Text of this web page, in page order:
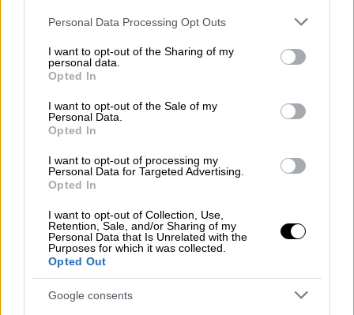
Please note that this website/app uses one or more Google
not limited to your visit or usage behaviour. You may click to
grant or deny consent to Google and its third-party tags to
use your data for below specified purposes in below Google
consent section.
Personal Data Processing Opt Outs
I want to opt-out of the Sharing of my
personal data.
Opted In
I want to opt-out of the Sale of my
Personal Data.
Opted In
I want to opt-out of processing my
Personal Data for Targeted Advertising.
Opted In
I want to opt-out of Collection, Use,
Retention, Sale, and/or Sharing of my
Personal Data that Is Unrelated with the
Purposes for which it was collected.
Opted Out
Google consents
Αθλητισμός|14.04.2026 10:36
Champions League: Η ώρα της
ανατροπής για Λίβερπουλ και Μπάρτσα
ή θα σφραγίσουν τα εισιτήρια η Παρί και
Στις 22.00 η σέντρα σε Λίβερπουλ και
Μαδρίτη